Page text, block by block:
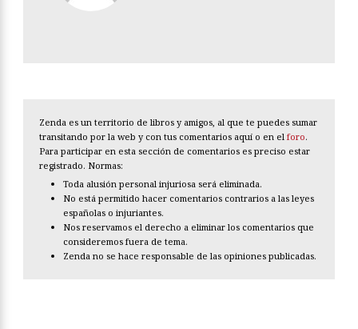
Zenda es un territorio de libros y amigos, al que te puedes sumar
transitando por la web y con tus comentarios aquí o en el foro.
Para participar en esta sección de comentarios es preciso estar
registrado. Normas:
Toda alusión personal injuriosa será eliminada.
No está permitido hacer comentarios contrarios a las leyes
españolas o injuriantes.
Nos reservamos el derecho a eliminar los comentarios que
consideremos fuera de tema.
Zenda no se hace responsable de las opiniones publicadas.